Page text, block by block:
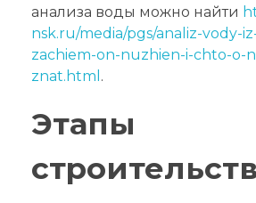
анализа воды можно найти
nsk.ru/media/pgs/analiz-vody-
zachiem-on-nuzhien-i-chto-o-
znat.html .
Этапы